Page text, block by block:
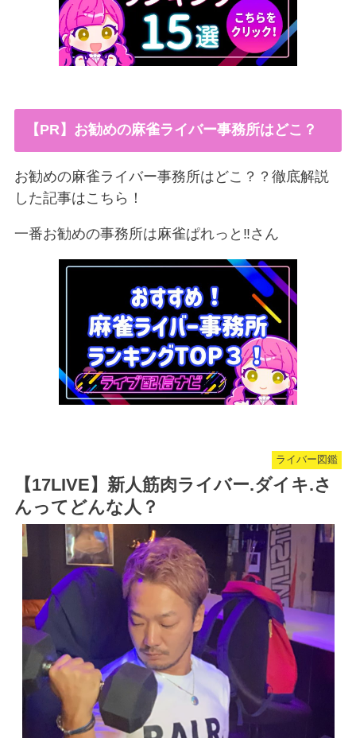
【PR】お勧めの麻雀ライバー事務所はどこ？
お勧めの麻雀ライバー事務所はどこ？？徹底解説
した記事はこちら！
一番お勧めの事務所は麻雀ぱれっと‼︎さん
ライバー図鑑
【17LIVE】新人筋肉ライバー.ダイキ.さ
んってどんな人？